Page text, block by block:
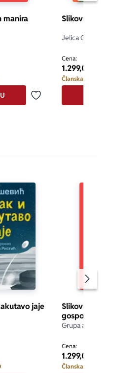
manira
Dodaj u omiljene
Slikovnica –
Jelica
Cena:
1.299,00
Članska cena i do:
jaje
Slikovnica –
gospođice
Grupa autora
Cena:
1.299,00
Članska cena i do: